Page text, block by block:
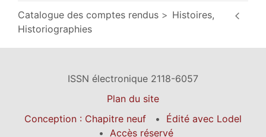
Catalogue des comptes rendus
Histoires,
Historiographies
ISSN électronique 2118-6057
Plan du site
Conception : Chapitre neuf
Édité avec Lodel
Accès réservé